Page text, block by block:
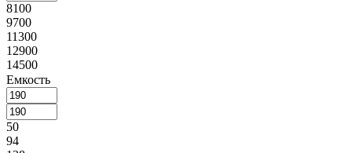
8100
9700
11300
12900
14500
Емкость
50
94